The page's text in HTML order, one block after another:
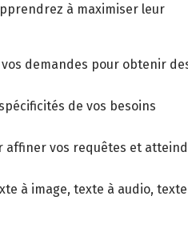
à maximiser leur
demandes pour obtenir
de vos besoins
affiner vos requêtes et
à image, texte à audio,